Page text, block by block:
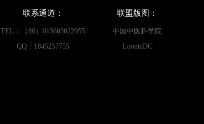
联系通道：
TEL：（86）013603022955
QQ：1845257755
联盟版图：
中国中医科学院
LoontaDC